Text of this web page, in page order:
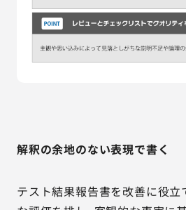
解釈の余地のない表現で書く
テスト結果報告書を改善に役立